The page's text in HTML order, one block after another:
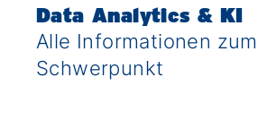
Data Analytics & KI
Alle Informationen zum
Schwerpunkt